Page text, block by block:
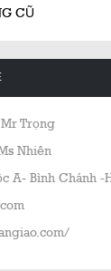
CŨ
Trọng
Nhiên
A- Bình Chánh -